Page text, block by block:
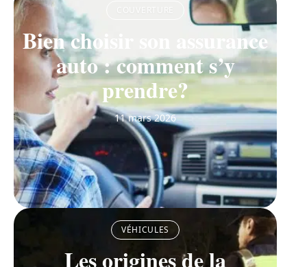
Bien choisir son assurance
auto : comment s’y
prendre?
11 mars 2026
VÉHICULES
Les origines de la